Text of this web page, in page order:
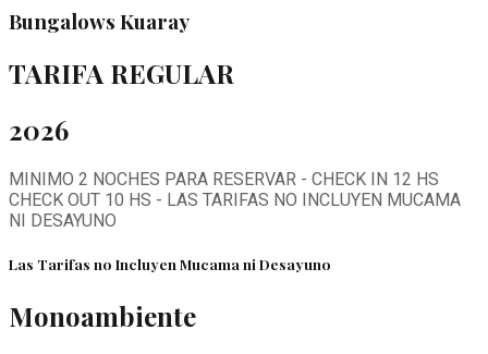
Bungalows Kuaray
TARIFA REGULAR
2026
MINIMO 2 NOCHES PARA RESERVAR - CHECK IN 12 HS
CHECK OUT 10 HS - LAS TARIFAS NO INCLUYEN MUCAMA
NI DESAYUNO
Las Tarifas no Incluyen Mucama ni Desayuno
Monoambiente